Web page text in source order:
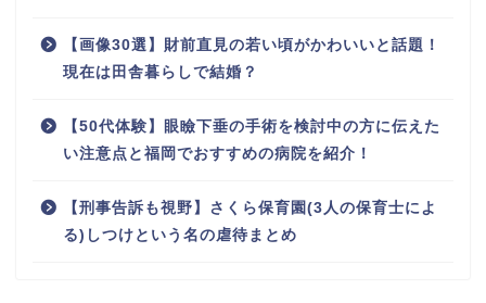
【画像30選】財前直見の若い頃がかわいいと話題！
現在は田舎暮らしで結婚？
【50代体験】眼瞼下垂の手術を検討中の方に伝えた
い注意点と福岡でおすすめの病院を紹介！
【刑事告訴も視野】さくら保育園(3人の保育士によ
る)しつけという名の虐待まとめ